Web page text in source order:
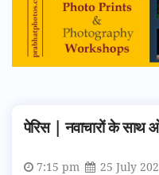
पेरिस | नवाचारों के साथ
7:15 pm 25 July